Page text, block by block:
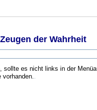
Zeugen der Wahrheit
sollte es nicht links in der